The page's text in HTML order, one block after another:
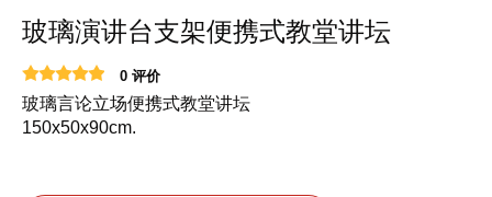
玻璃演讲台支架便携式教堂讲坛
0 评价
玻璃言论立场便携式教堂讲坛
150x50x90cm.